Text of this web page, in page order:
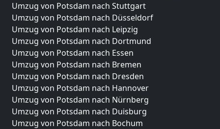
Umzug von Potsdam nach Stuttgart
Umzug von Potsdam nach Düsseldorf
Umzug von Potsdam nach Leipzig
Umzug von Potsdam nach Dortmund
Umzug von Potsdam nach Essen
Umzug von Potsdam nach Bremen
Umzug von Potsdam nach Dresden
Umzug von Potsdam nach Hannover
Umzug von Potsdam nach Nürnberg
Umzug von Potsdam nach Duisburg
Umzug von Potsdam nach Bochum